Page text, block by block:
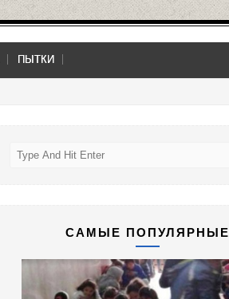
ПЫТКИ
САМЫЕ ПОПУЛЯРНЫЕ